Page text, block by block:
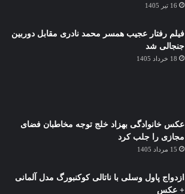
16 تیر 1405
فیلم رفتار عجیب همسر محمد نادری مقابل دوربین
جنجالی شد
18 خرداد 1405
عکس خانوادگی بهزاد خلج توجه مخاطبان فضای
مجازی را جلب کرد
15 مرداد 1405
ازدواج پاول وسلی با ناتالی کوکنبورگ مدل آلمانی
+ عکس